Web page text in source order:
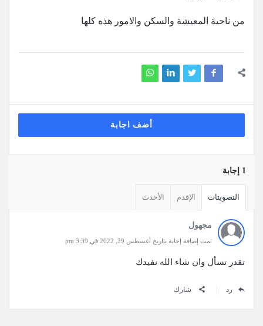
‏من ناحية المعيشة والسكن والامور هذه كلها
أضف اجابة
‫1 إجابة
التصويتات الإقدم الأحدث
مجهول
تمت إضافة إجابة بتاريخ أغسطس 29, 2022 في 3:39 pm
تقدر تسأل وان شاء الله نفيدك
رد شارك